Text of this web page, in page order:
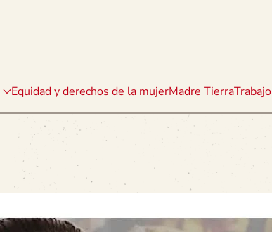
Equidad y derechos de la mujerMadre TierraTrabajo